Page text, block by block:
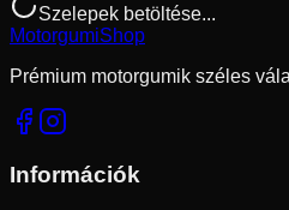
Szelepek betöltése...
MotorgumiShop
Prémium motorgumik széles
Információk